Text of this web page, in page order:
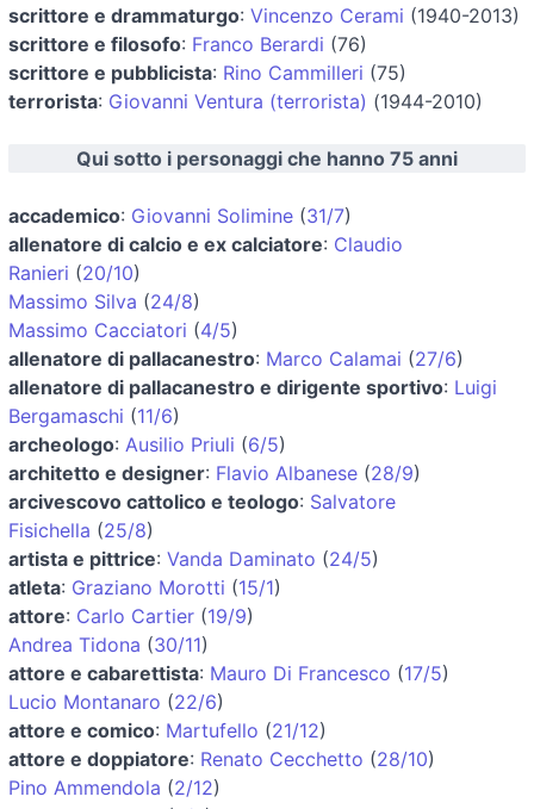
scrittore e drammaturgo: Vincenzo Cerami (1940-2013)
scrittore e filosofo: Franco Berardi (76)
scrittore e pubblicista: Rino Cammilleri (75)
terrorista: Giovanni Ventura (terrorista) (1944-2010)
Qui sotto i personaggi che hanno 75 anni
accademico: Giovanni Solimine (31/7)
allenatore di calcio e ex calciatore: Claudio
Ranieri (20/10)
Massimo Silva (24/8)
Massimo Cacciatori (4/5)
allenatore di pallacanestro: Marco Calamai (27/6)
allenatore di pallacanestro e dirigente sportivo: Luigi
Bergamaschi (11/6)
archeologo: Ausilio Priuli (6/5)
architetto e designer: Flavio Albanese (28/9)
arcivescovo cattolico e teologo: Salvatore
Fisichella (25/8)
artista e pittrice: Vanda Daminato (24/5)
atleta: Graziano Morotti (15/1)
attore: Carlo Cartier (19/9)
Andrea Tidona (30/11)
attore e cabarettista: Mauro Di Francesco (17/5)
Lucio Montanaro (22/6)
attore e comico: Martufello (21/12)
attore e doppiatore: Renato Cecchetto (28/10)
Pino Ammendola (2/12)